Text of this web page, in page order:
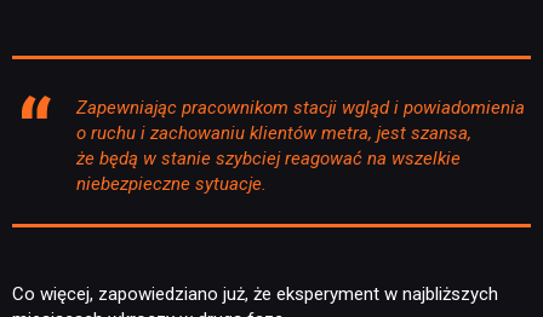
Zapewniając pracownikom stacji wgląd i powiadomienia
o ruchu i zachowaniu klientów metra, jest szansa,
że będą w stanie szybciej reagować na wszelkie
niebezpieczne sytuacje.
Co więcej, zapowiedziano już, że eksperyment w najbliższych